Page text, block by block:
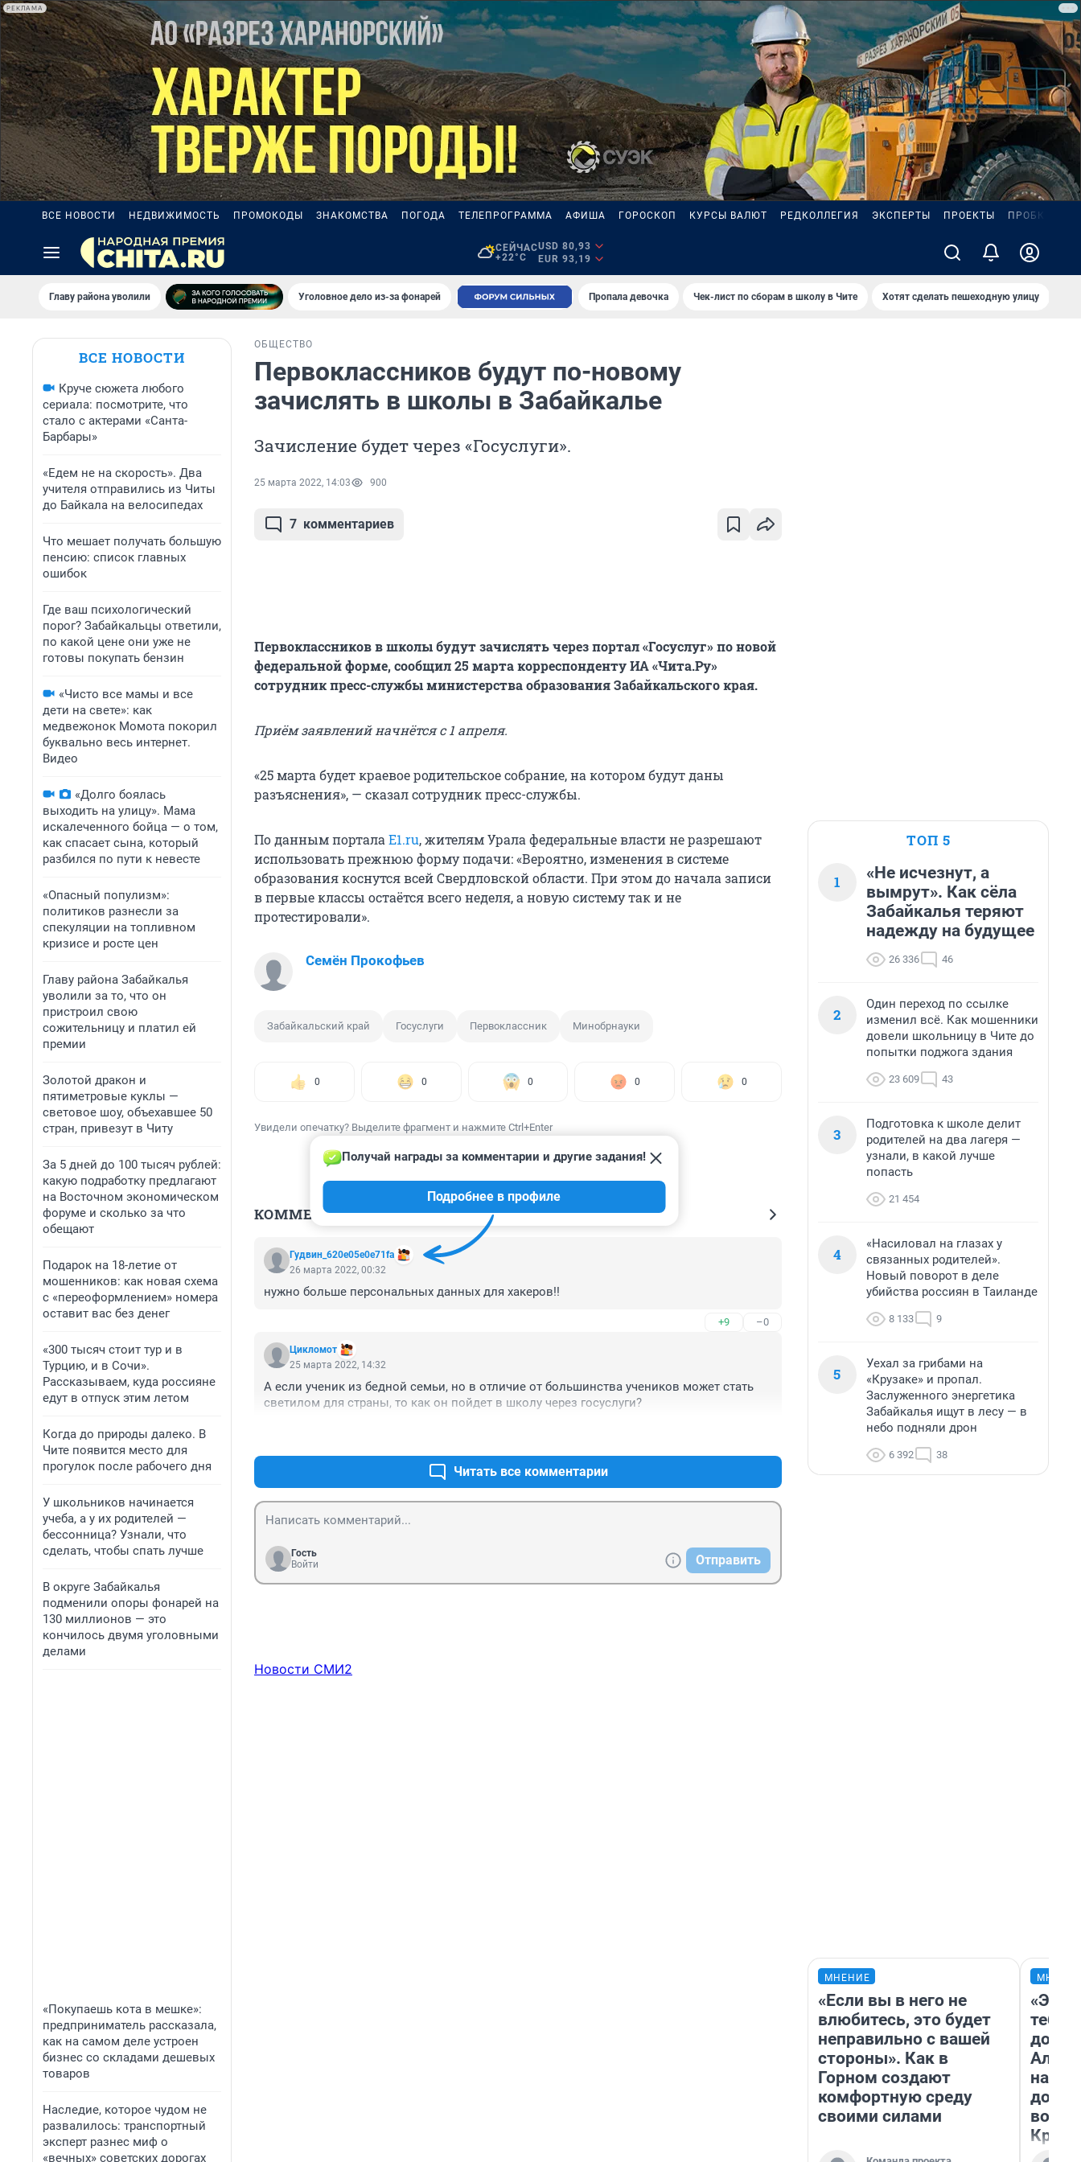
РЕКЛАМА
ВСЕ НОВОСТИ НЕДВИЖИМОСТЬ ПРОМОКОДЫ ЗНАКОМСТВА ПОГОДА ТЕЛЕПРОГРАММА АФИША ГОРОСКОП КУРСЫ ВАЛЮТ РЕДКОЛЛЕГИЯ ЭКСПЕРТЫ ПРОЕКТЫ ПРОБКИ
СЕЙЧАС
+22°C
USD 80,93
EUR 93,19
Главу района уволили Уголовное дело из-за фонарей Пропала девочка Чек-лист по сборам в школу в Чите Хотят сделать пешеходную улицу
ВСЕ НОВОСТИ
Круче сюжета любого
сериала: посмотрите, что
стало с актерами «Санта-
Барбары»
«Едем не на скорость». Два
учителя отправились из Читы
до Байкала на велосипедах
Что мешает получать большую
пенсию: список главных
ошибок
Где ваш психологический
порог? Забайкальцы ответили,
по какой цене они уже не
готовы покупать бензин
«Чисто все мамы и все
дети на свете»: как
медвежонок Момота покорил
буквально весь интернет.
Видео
«Долго боялась
выходить на улицу». Мама
искалеченного бойца — о том,
как спасает сына, который
разбился по пути к невесте
«Опасный популизм»:
политиков разнесли за
спекуляции на топливном
кризисе и росте цен
Главу района Забайкалья
уволили за то, что он
пристроил свою
сожительницу и платил ей
премии
Золотой дракон и
пятиметровые куклы —
световое шоу, объехавшее 50
стран, привезут в Читу
За 5 дней до 100 тысяч рублей:
какую подработку предлагают
на Восточном экономическом
форуме и сколько за что
обещают
Подарок на 18-летие от
мошенников: как новая схема
с «переоформлением» номера
оставит вас без денег
«300 тысяч стоит тур и в
Турцию, и в Сочи».
Рассказываем, куда россияне
едут в отпуск этим летом
Когда до природы далеко. В
Чите появится место для
прогулок после рабочего дня
У школьников начинается
учеба, а у их родителей —
бессонница? Узнали, что
сделать, чтобы спать лучше
В округе Забайкалья
подменили опоры фонарей на
130 миллионов — это
кончилось двумя уголовными
делами
«Покупаешь кота в мешке»:
предприниматель рассказала,
как на самом деле устроен
бизнес со складами дешевых
товаров
Наследие, которое чудом не
развалилось: транспортный
эксперт разнес миф о
«вечных» советских дорогах
ОБЩЕСТВО
Первоклассников будут по-новому
зачислять в школы в Забайкалье
Зачисление будет через «Госуслуги».
25 марта 2022, 14:03 900
7 комментариев
Первоклассников в школы будут зачислять через портал «Госуслуг» по новой
федеральной форме, сообщил 25 марта корреспонденту ИА «Чита.Ру»
сотрудник пресс-службы министерства образования Забайкальского края.
Приём заявлений начнётся с 1 апреля.
«25 марта будет краевое родительское собрание, на котором будут даны
разъяснения», — сказал сотрудник пресс-службы.
По данным портала E1.ru, жителям Урала федеральные власти не разрешают
использовать прежнюю форму подачи: «Вероятно, изменения в системе
образования коснутся всей Свердловской области. При этом до начала записи
в первые классы остаётся всего неделя, а новую систему так и не
протестировали».
Семён Прокофьев
Забайкальский край Госуслуги Первоклассник Минобрнауки
0 0 0 0 0
Увидели опечатку? Выделите фрагмент и нажмите Ctrl+Enter
КОММЕНТАРИИ 7
Гудвин_620e05e0e71fa
Получай награды за комментарии и другие задания!
Подробнее в профиле
26 марта 2022, 00:32
нужно больше персональных данных для хакеров!!
+9 –0
Цикломот
25 марта 2022, 14:32
А если ученик из бедной семьи, но в отличие от большинства учеников может стать
светилом для страны, то как он пойдет в школу через госуслуги?
Читать все комментарии
Гость
Войти
Отправить
Новости СМИ2
ТОП 5
1
«Не исчезнут, а
вымрут». Как сёла
Забайкалья теряют
надежду на будущее
26 336 46
2
Один переход по ссылке
изменил всё. Как мошенники
довели школьницу в Чите до
попытки поджога здания
23 609 43
3
Подготовка к школе делит
родителей на два лагеря —
узнали, в какой лучше
попасть
21 454
4
«Насиловал на глазах у
связанных родителей».
Новый поворот в деле
убийства россиян в Таиланде
8 133 9
5
Уехал за грибами на
«Крузаке» и пропал.
Заслуженного энергетика
Забайкалья ищут в лесу — в
небо подняли дрон
6 392 38
МНЕНИЕ
«Если вы в него не
влюбитесь, это будет
неправильно с вашей
стороны». Как в
Горном создают
комфортную среду
своими силами
«Эй,
на